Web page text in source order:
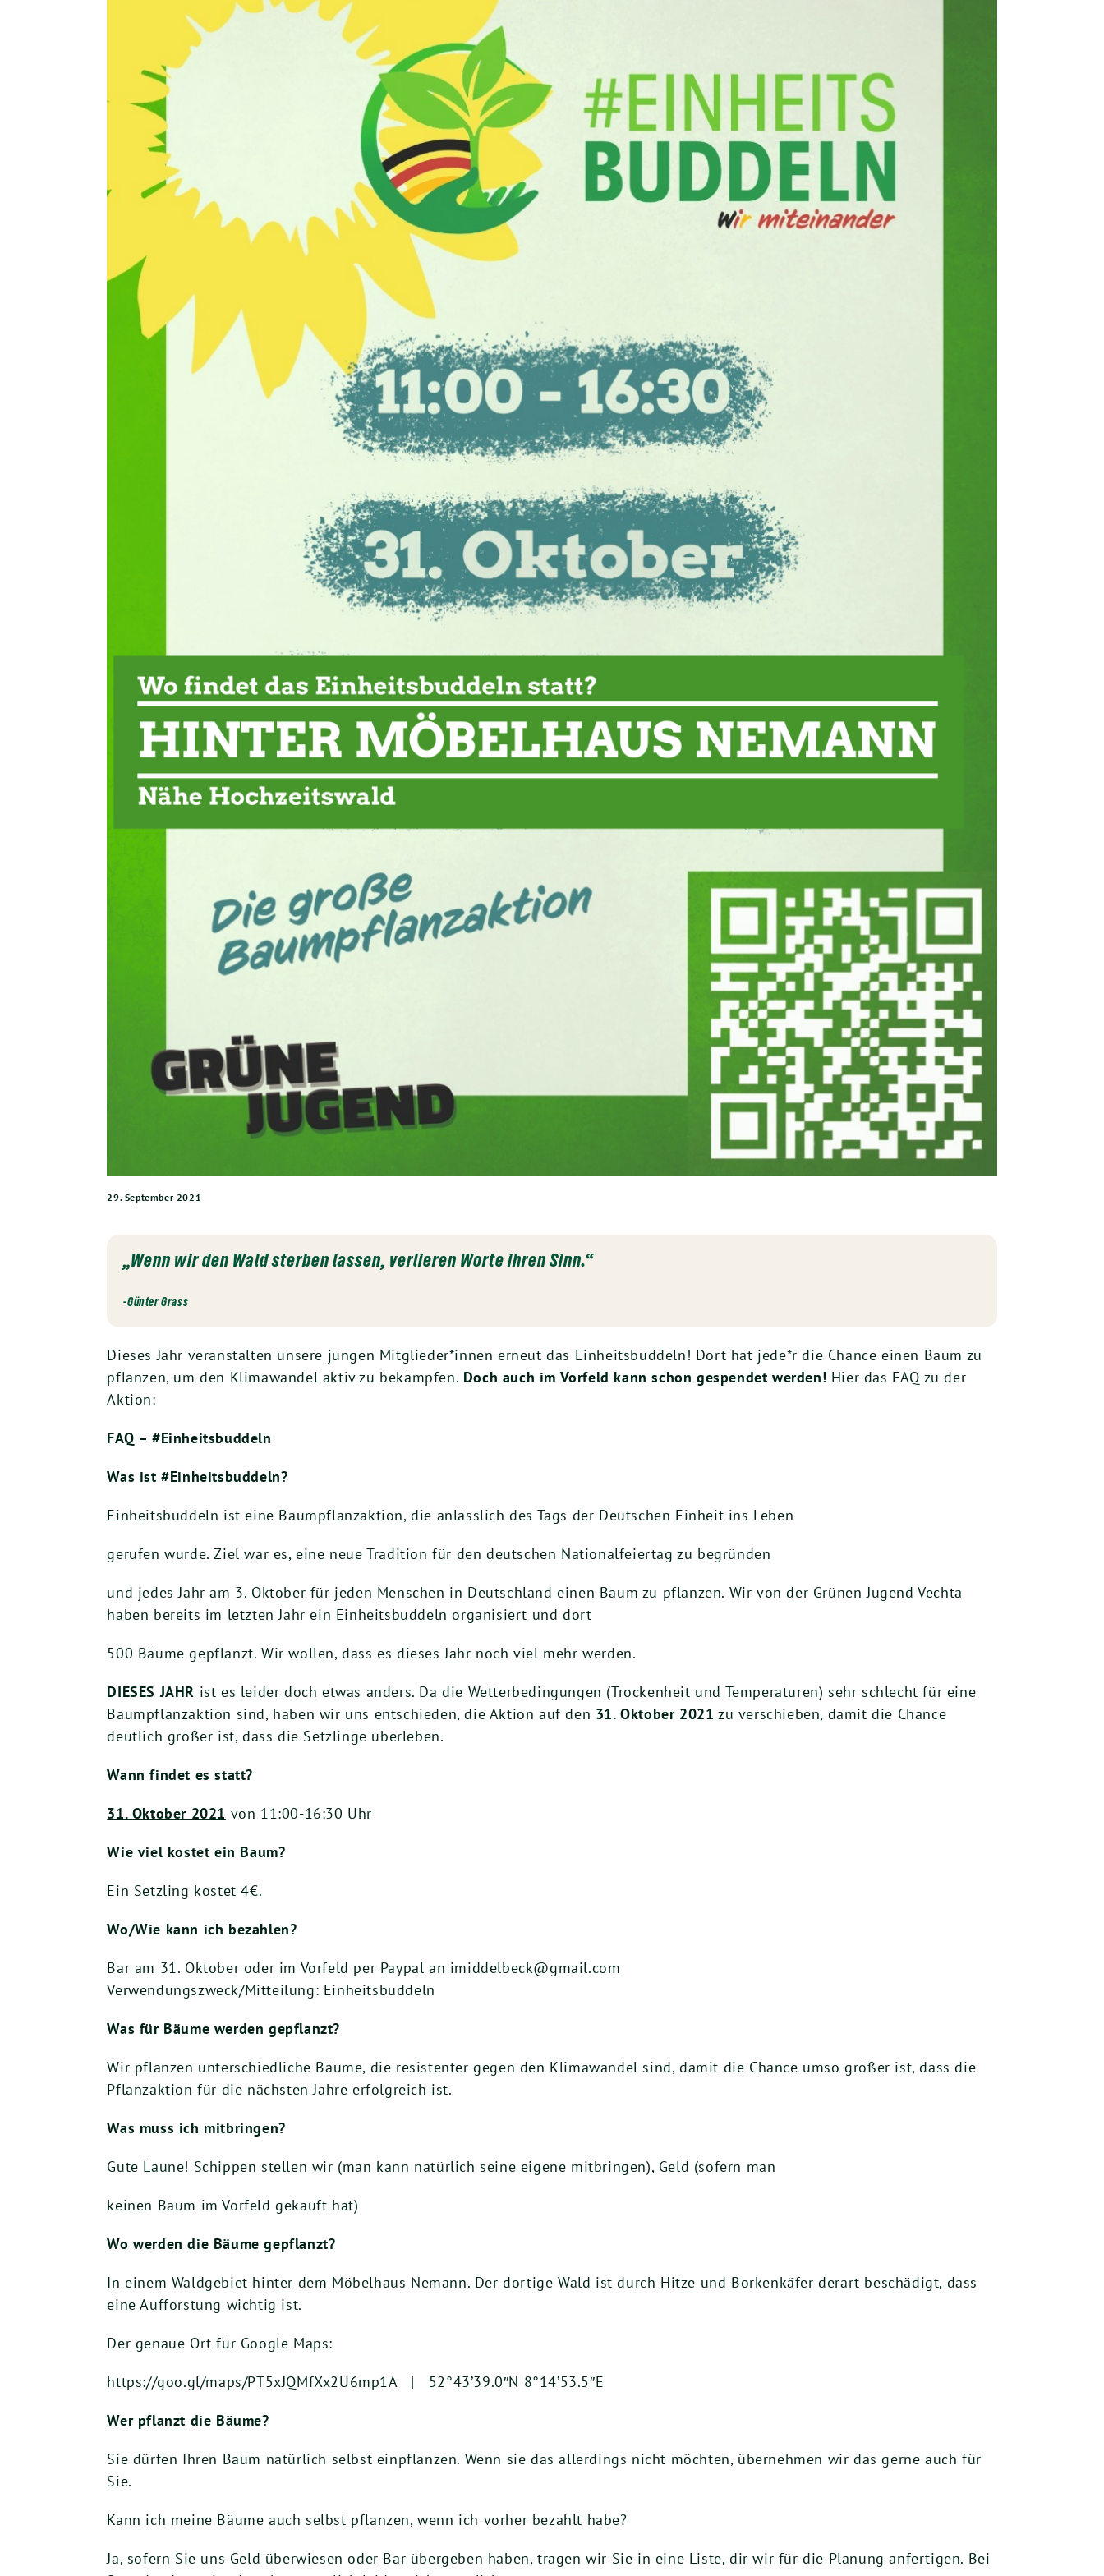
29. September 2021
„Wenn wir den Wald sterben lassen, verlieren Worte ihren Sinn.“
-Günter Grass
Dieses Jahr veranstalten unsere jungen Mitglieder*innen erneut das Einheitsbuddeln! Dort hat jede*r die Chance einen Baum zu
pflanzen, um den Klimawandel aktiv zu bekämpfen. Doch auch im Vorfeld kann schon gespendet werden! Hier das FAQ zu der
Aktion:
FAQ – #Einheitsbuddeln
Was ist #Einheitsbuddeln?
Einheitsbuddeln ist eine Baumpflanzaktion, die anlässlich des Tags der Deutschen Einheit ins Leben
gerufen wurde. Ziel war es, eine neue Tradition für den deutschen Nationalfeiertag zu begründen
und jedes Jahr am 3. Oktober für jeden Menschen in Deutschland einen Baum zu pflanzen. Wir von der Grünen Jugend Vechta
haben bereits im letzten Jahr ein Einheitsbuddeln organisiert und dort
500 Bäume gepflanzt. Wir wollen, dass es dieses Jahr noch viel mehr werden.
DIESES JAHR ist es leider doch etwas anders. Da die Wetterbedingungen (Trockenheit und Temperaturen) sehr schlecht für eine
Baumpflanzaktion sind, haben wir uns entschieden, die Aktion auf den 31. Oktober 2021 zu verschieben, damit die Chance
deutlich größer ist, dass die Setzlinge überleben.
Wann findet es statt?
31. Oktober 2021 von 11:00-16:30 Uhr
Wie viel kostet ein Baum?
Ein Setzling kostet 4€.
Wo/Wie kann ich bezahlen?
Bar am 31. Oktober oder im Vorfeld per Paypal an imiddelbeck@gmail.com
Verwendungszweck/Mitteilung: Einheitsbuddeln
Was für Bäume werden gepflanzt?
Wir pflanzen unterschiedliche Bäume, die resistenter gegen den Klimawandel sind, damit die Chance umso größer ist, dass die
Pflanzaktion für die nächsten Jahre erfolgreich ist.
Was muss ich mitbringen?
Gute Laune! Schippen stellen wir (man kann natürlich seine eigene mitbringen), Geld (sofern man
keinen Baum im Vorfeld gekauft hat)
Wo werden die Bäume gepflanzt?
In einem Waldgebiet hinter dem Möbelhaus Nemann. Der dortige Wald ist durch Hitze und Borkenkäfer derart beschädigt, dass
eine Aufforstung wichtig ist.
Der genaue Ort für Google Maps:
https://goo.gl/maps/PT5xJQMfXx2U6mp1A | 52°43’39.0″N 8°14’53.5″E
Wer pflanzt die Bäume?
Sie dürfen Ihren Baum natürlich selbst einpflanzen. Wenn sie das allerdings nicht möchten, übernehmen wir das gerne auch für
Sie.
Kann ich meine Bäume auch selbst pflanzen, wenn ich vorher bezahlt habe?
Ja, sofern Sie uns Geld überwiesen oder Bar übergeben haben, tragen wir Sie in eine Liste, dir wir für die Planung anfertigen. Bei